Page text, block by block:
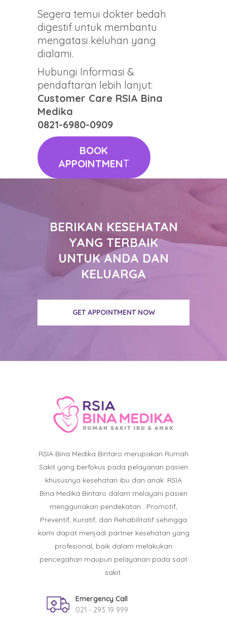
Segera temui dokter bedah
digestif untuk membantu
mengatasi keluhan yang
dialami.
Hubungi Informasi &
pendaftaran lebih lanjut:
Customer Care RSIA Bina
Medika
0821-6980-0909
BOOK
APPOINTMENT
BERIKAN KESEHATAN
YANG TERBAIK
UNTUK ANDA DAN
KELUARGA
GET APPOINTMENT NOW
RSIA Bina Medika Bintaro merupakan Rumah
Sakit yang berfokus pada pelayanan pasien
khususnya kesehatan ibu dan anak. RSIA
Bina Medika Bintaro dalam melayani pasien
menggunakan pendekatan : Promotif,
Preventif, Kuratif, dan Rehabilitatif sehingga
kami dapat menjadi partner kesehatan yang
profesional, baik dalam melakukan
pencegahan maupun pelayanan pada saat
sakit.
Emergency Call
021 - 293 19 999